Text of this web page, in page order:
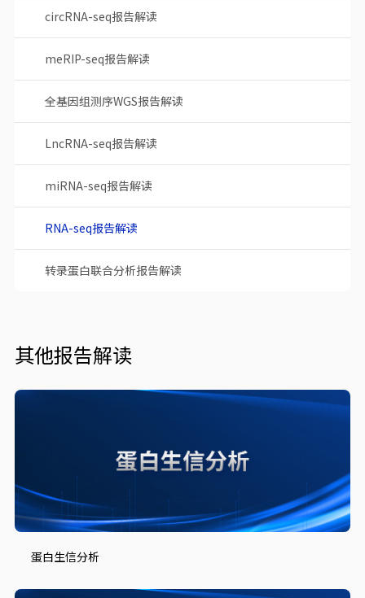
circRNA-seq报告解读
meRIP-seq报告解读
全基因组测序WGS报告解读
LncRNA-seq报告解读
miRNA-seq报告解读
RNA-seq报告解读
转录蛋白联合分析报告解读
其他报告解读
蛋白生信分析